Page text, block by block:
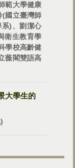
範大學健康
(國立臺灣師
)、劉潔心
衛生教育學
學校高齡健
薇閣雙語高
大學生的